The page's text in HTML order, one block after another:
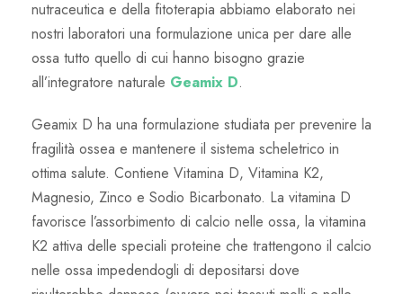
nutraceutica e della fitoterapia abbiamo elaborato nei
nostri laboratori una formulazione unica per dare alle
ossa tutto quello di cui hanno bisogno grazie
all’integratore naturale Geamix D.
Geamix D ha una formulazione studiata per prevenire la
fragilità ossea e mantenere il sistema scheletrico in
ottima salute. Contiene Vitamina D, Vitamina K2,
Magnesio, Zinco e Sodio Bicarbonato. La vitamina D
favorisce l’assorbimento di calcio nelle ossa, la vitamina
K2 attiva delle speciali proteine che trattengono il calcio
nelle ossa impedendogli di depositarsi dove